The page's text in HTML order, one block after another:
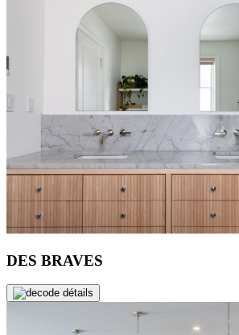
DES BRAVES
de détails